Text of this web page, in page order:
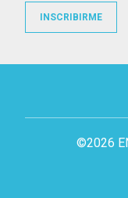
©2026
INSCRIBIRME